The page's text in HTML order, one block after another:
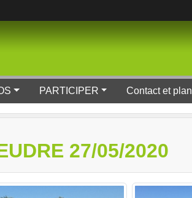
PARTICIPER Contact et plan
27/05/2020